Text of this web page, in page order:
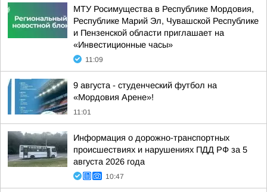
МТУ Росимущества в Республике Мордовия,
Республике Марий Эл, Чувашской Республике
и Пензенской области приглашает на
«Инвестиционные часы»
11:09
9 августа - студенческий футбол на
«Мордовия Арене»!
11:01
Информация о дорожно-транспортных
происшествиях и нарушениях ПДД РФ за 5
августа 2026 года
10:47